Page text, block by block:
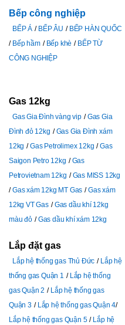
Bếp công nghiệp
BẾP Á BẾP ÂU
BẾP HÀN QUỐC
Bếp hầm
Bếp khè
BẾP TỪ
CÔNG NGHIỆP
Gas 12kg
Gas Gia Đình vàng vip
Gas Gia
Đình đỏ 12kg
Gas Gia Đình xám
12kg
Gas Petrolimex 12kg
Gas
Saigon Petro 12kg
Gas
Petrovietnam 12kg
Gas MISS 12kg
Gas xám 12kg MT Gas
Gas xám
12kg VT Gas
Gas dầu khí 12kg
màu đỏ
Gas dầu khí xám 12kg
Lắp đặt gas
Lắp hệ thống gas Thủ Đức
Lắp hệ
thống gas Quận 1
Lắp hệ thống
gas Quận 2
Lắp hệ thống gas
Quận 3
Lắp hệ thống gas Quận 4
Lắp hệ thống gas Quận 5
Lắp hệ